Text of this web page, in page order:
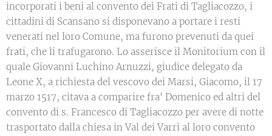
incorporati i beni al convento dei Frati di Tagliacozzo, i
cittadini di Scansano si disponevano a portare i resti
venerati nel loro Comune, ma furono prevenuti da quei
frati, che li trafugarono. Lo asserisce il Monitorium con il
quale Giovanni Luchino Arnuzzi, giudice delegato da
Leone X, a richiesta del vescovo dei Marsi, Giacomo, il 17
marzo 1517, citava a comparire fra' Domenico ed altri del
convento di s. Francesco di Tagliacozzo per avere di notte
trasportato dalla chiesa in Val dei Varri al loro convento